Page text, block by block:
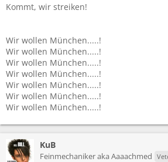
Kommt, wir streiken!
Wir wollen München.....!
Wir wollen München.....!
Wir wollen München.....!
Wir wollen München.....!
Wir wollen München.....!
Wir wollen München.....!
Wir wollen München.....!
KuB
Feinmechaniker aka Aaaachmed